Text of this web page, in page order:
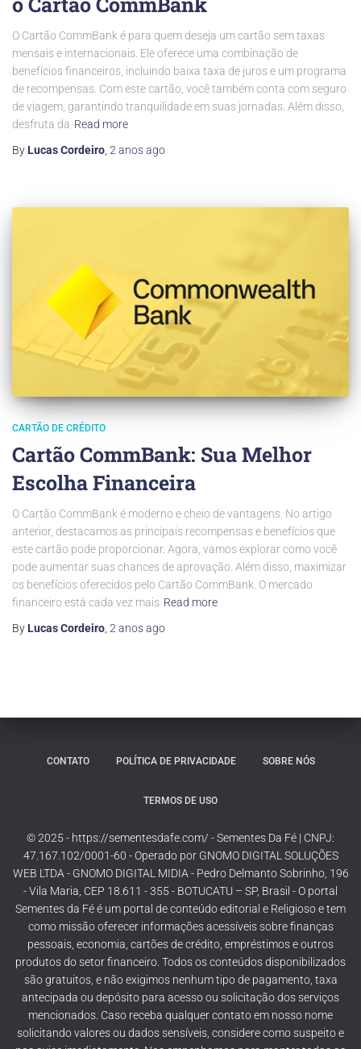
O Cartão CommBank é para quem deseja um cartão sem taxas
mensais e internacionais. Ele oferece uma combinação de
benefícios financeiros, incluindo baixa taxa de juros e um programa
de recompensas. Com este cartão, você também conta com seguro
de viagem, garantindo tranquilidade em suas jornadas. Além disso,
desfruta da Read more
By Lucas Cordeiro 2 anosago
CARTÃO DE CRÉDITO
Cartão CommBank: Sua Melhor
Escolha Financeira
O Cartão CommBank é moderno e cheio de vantagens. No artigo
anterior, destacamos as principais recompensas e benefícios que
este cartão pode proporcionar. Agora, vamos explorar como você
pode aumentar suas chances de aprovação. Além disso, maximizar
os benefícios oferecidos pelo Cartão CommBank. O mercado
financeiro está cada vez mais Read more
By Lucas Cordeiro 2 anosago
CONTATO POLÍTICA DE PRIVACIDADE SOBRE NÓS
TERMOS DE USO
© 2025 - https://sementesdafe.com/ - Sementes Da Fé | CNPJ:
47.167.102/0001-60 - Operado por GNOMO DIGITAL SOLUÇÕES
WEB LTDA - GNOMO DIGITAL MIDIA - Pedro Delmanto Sobrinho, 196
- Vila Maria, CEP 18.611 - 355 - BOTUCATU – SP, Brasil - O portal
Sementes da Fé é um portal de conteúdo editorial e Religioso e tem
como missão oferecer informações acessíveis sobre finanças
pessoais, economia, cartões de crédito, empréstimos e outros
produtos do setor financeiro. Todos os conteúdos disponibilizados
são gratuitos, e não exigimos nenhum tipo de pagamento, taxa
antecipada ou depósito para acesso ou solicitação dos serviços
mencionados. Caso receba qualquer contato em nosso nome
solicitando valores ou dados sensíveis, considere como suspeito e